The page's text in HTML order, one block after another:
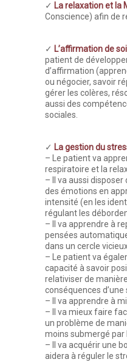
✓ La relaxation et la
Conscience) afin de
✓ L’affirmation de soi
patient de
d’affirmation
ou négocier, savoir
gérer les colères,
aussi des
sociales.
✓ La gestion du
– Le patient va
respiratoire et la
– Il va aussi disposer
des émotions en
intensité (en les
régulant les
– Il va apprendre à
pensées
dans un cercle
– Le patient va
capacité à savoir
relativiser de
conséquences
– Il va apprendre à
– Il va mieux faire
un problème de
moins submergé par
– Il va acquérir une
aidera à réguler le